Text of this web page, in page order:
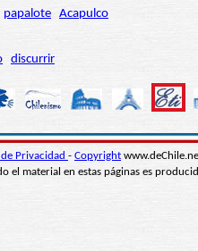
papalote Acapulco
discurrir
Privacidad - Copyright
el material en estas páginas es